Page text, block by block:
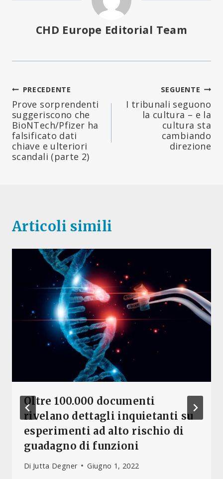
CHD Europe Editorial Team
Navigazione
articoli
PRECEDENTE
Prove sorprendenti
suggeriscono che
BioNTech/Pfizer ha
falsificato dati
chiave e ulteriori
scandali (parte 2)
SEGUENTE
I tribunali seguono
la cultura – e la
cultura sta
cambiando
direzione
Articoli simili
Oltre 100.000 documenti
rivelano dettagli inquietanti su
esperimenti ad alto rischio di
guadagno di funzioni
Di Jutta Degner Giugno 1, 2022